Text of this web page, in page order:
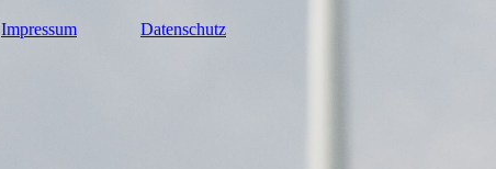
Impressum Datenschutz